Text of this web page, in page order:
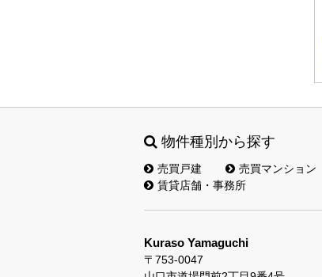
物件種別から探す
売買戸建 売買マンション
賃貸店舗・事務所
Kuraso Yamaguchi
〒753-0047